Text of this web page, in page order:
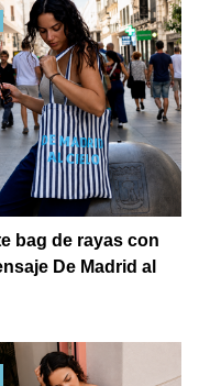
bag de rayas con
De Madrid al